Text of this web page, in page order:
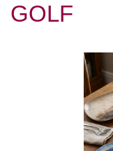
GOLF